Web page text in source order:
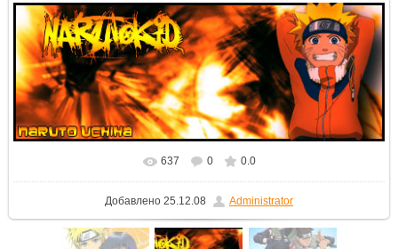
637 0 0.0
Добавлено 25.12.08 Administrator